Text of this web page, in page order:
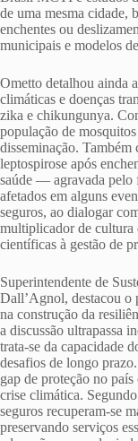
de uma mesma cidade,
enchentes ou
municipais e modelos
Ometto detalhou ainda
climáticas e doenças
zika e chikungunya.
população de
disseminação.
leptospirose após
saúde — agravada pelo
afetados em alguns
seguros, ao dialogar
multiplicador de cultura
científicas à gestão de
Superintendente de
Dall’Agnol, destacou o
na construção da
a discussão ultrapassa
trata-se da capacidade
desafios de longo
gap de proteção no
crise climática.
seguros recuperam-se
preservando serviços